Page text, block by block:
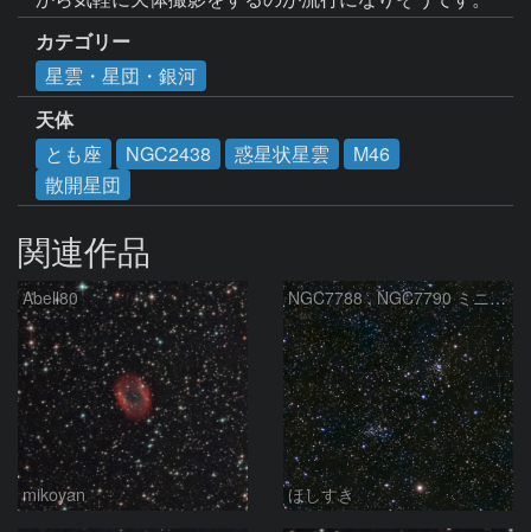
カテゴリー
星雲・星団・銀河
天体
とも座
NGC2438 惑星状星雲
M46
散開星団
関連作品
Abell80
mikoyan
NGC7788 , NGC7790 ミニ二重星団
ほしすき